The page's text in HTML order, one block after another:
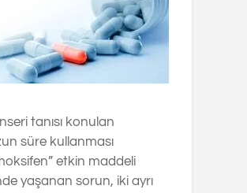
tanısı konulan
süre kullanması
etkin maddeli
yaşanan sorun, iki ayrı